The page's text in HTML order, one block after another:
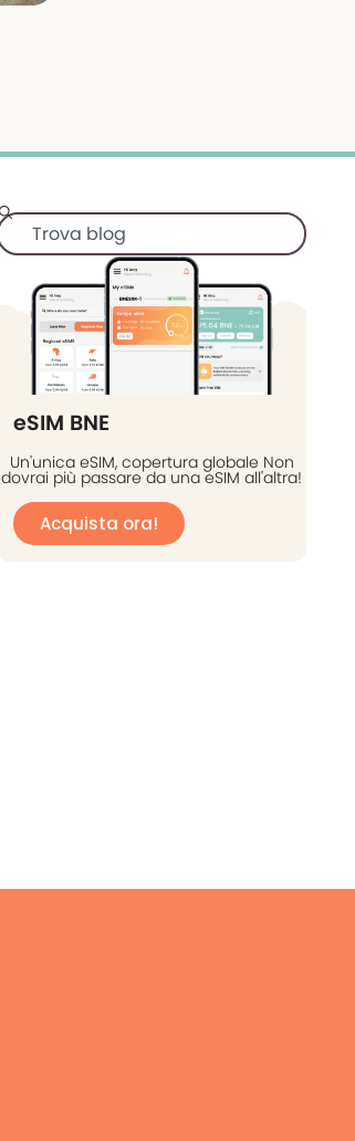
eSIM BNE
Un'unica eSIM, copertura globale Non
dovrai più passare da una eSIM all'altra!
Acquista ora!